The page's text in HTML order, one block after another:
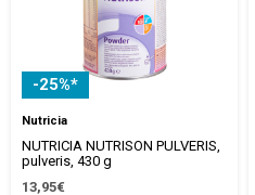
-25%*
Nutricia
NUTRICIA NUTRISON PULVERIS,
pulveris, 430 g
13,95€